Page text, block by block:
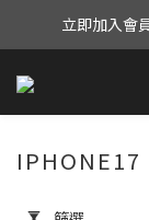
立即加入會
IPHONE17